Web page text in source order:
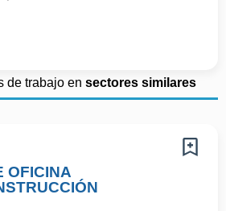
de trabajo en sectores similares
OFICINA